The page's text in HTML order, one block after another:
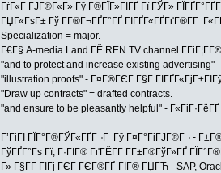
ГѓГ«Г ГЈГ®Г«Г» Гў Г®ГЇГ»ГІГҐ Гї ГЎГ»
ГЏГ«ГѕГ± Гў Г­Г®Г¬ГҐГ°ГҐ ГІГҐГ«ГҐГґГ®Г­Г
Specialization = major.
Г€Г§ A-media Land ГЁ REN TV channel
"and to protect and increase existing
"illustration proofs" - Г¤Г®ГЄГ Г§Г
"Draw up contracts" = drafted contracts.
"and ensure to be pleasantly helpful" - Г«ГіГ·ГёГҐ
Г’ГіГІ ГЇГ°Г®ГЎГ«ГҐГ¬Г Гў Г¤Г°ГіГЈГ®Г¬ -
ГўГҐГ°Гѕ Гї, Г·ГІГ® ГґГЁГ­Г Г­Г±Г®ГўГ»ГҐ
Г» Г§Г­Г ГІГј ГЄГ ГЄГ®ГҐ-ГІГ® ГЏГЋ - SAP,